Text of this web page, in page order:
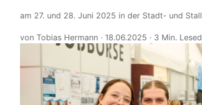
am 27. und 28. Juni 2025 in der Stadt- und
von Tobias Hermann · 18.06.2025 · 3 Min.